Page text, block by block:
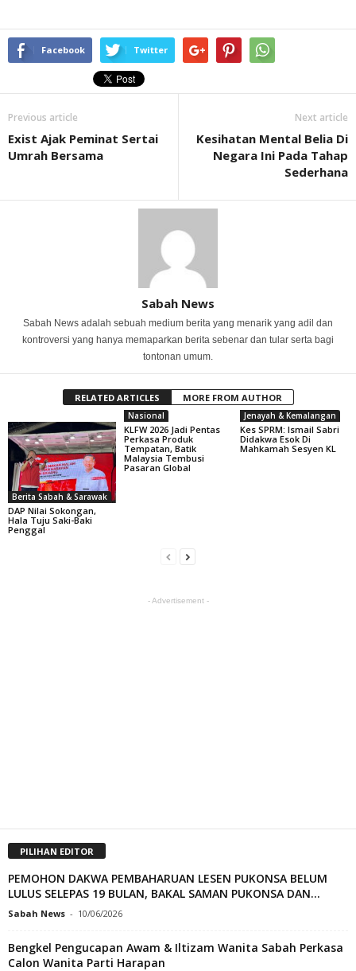
Facebook Twitter
Previous article
Exist Ajak Peminat Sertai
Umrah Bersama
Next article
Kesihatan Mental Belia Di
Negara Ini Pada Tahap
Sederhana
Sabah News
Sabah News adalah sebuah medium berita yang menarik yang adil dan
kontroversi yang hanya memaparkan berita sebenar dan tular serta bagi
tontonan umum.
RELATED ARTICLES MORE FROM AUTHOR
Berita Sabah & Sarawak
DAP Nilai Sokongan,
Hala Tuju Saki-Baki
Penggal
Nasional
KLFW 2026 Jadi Pentas
Perkasa Produk
Tempatan, Batik
Malaysia Tembusi
Pasaran Global
Jenayah & Kemalangan
Kes SPRM: Ismail Sabri
Didakwa Esok Di
Mahkamah Sesyen KL
- Advertisement -
PILIHAN EDITOR
PEMOHON DAKWA PEMBAHARUAN LESEN PUKONSA BELUM
LULUS SELEPAS 19 BULAN, BAKAL SAMAN PUKONSA DAN...
Sabah News - 10/06/2026
Bengkel Pengucapan Awam & Iltizam Wanita Sabah Perkasa
Calon Wanita Parti Harapan